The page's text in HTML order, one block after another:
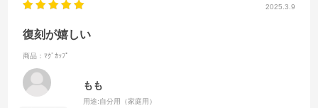
2025.3.9
復刻が嬉しい
商品：ﾏｸﾞｶｯﾌﾟ
もも
用途:自分用（家庭用）